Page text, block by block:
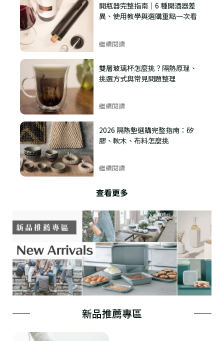
開瓶器完整指南｜6 種開酒器差
異、使用教學與選購重點一次看
繼續閱讀
雙層玻璃杯怎麼挑？隔熱原理、
挑選方式與常見問題整理
繼續閱讀
2026 隔熱墊選購完整指南：矽
膠、軟木、布料怎麼挑
繼續閱讀
查看更多
新品推薦專區